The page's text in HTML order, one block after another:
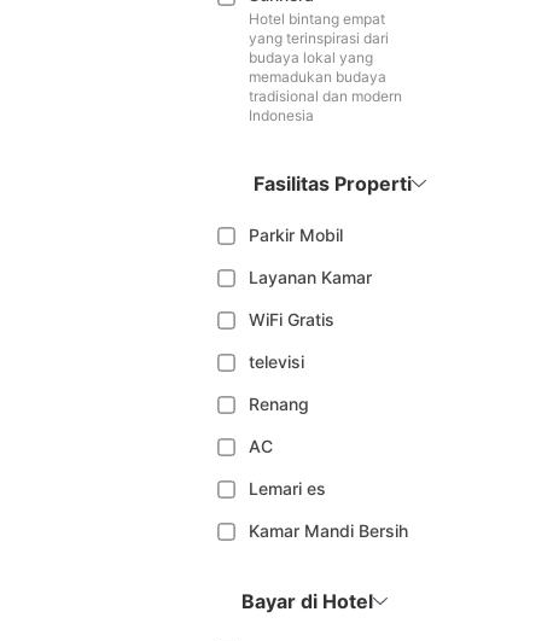
Hotel bintang empat
yang terinspirasi dari
budaya lokal yang
memadukan budaya
tradisional dan modern
Indonesia
Fasilitas Properti
Parkir Mobil
Layanan Kamar
WiFi Gratis
televisi
Renang
AC
Lemari es
Kamar Mandi Bersih
Bayar di Hotel